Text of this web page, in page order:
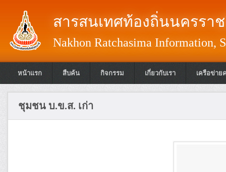
สารสนเทศท้องถิ่นนครรา
Nakhon Ratchasima Information,
หน้าแรก สืบค้น กิจกรรม เกี่ยวกับเรา เครือข่าย
ชุมชน บ.ข.ส. เก่า